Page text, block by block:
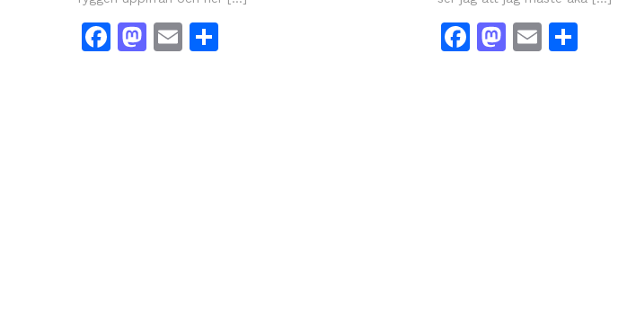
Facebook
Mastodon
Email Facebook
Mastodon
EmailDela